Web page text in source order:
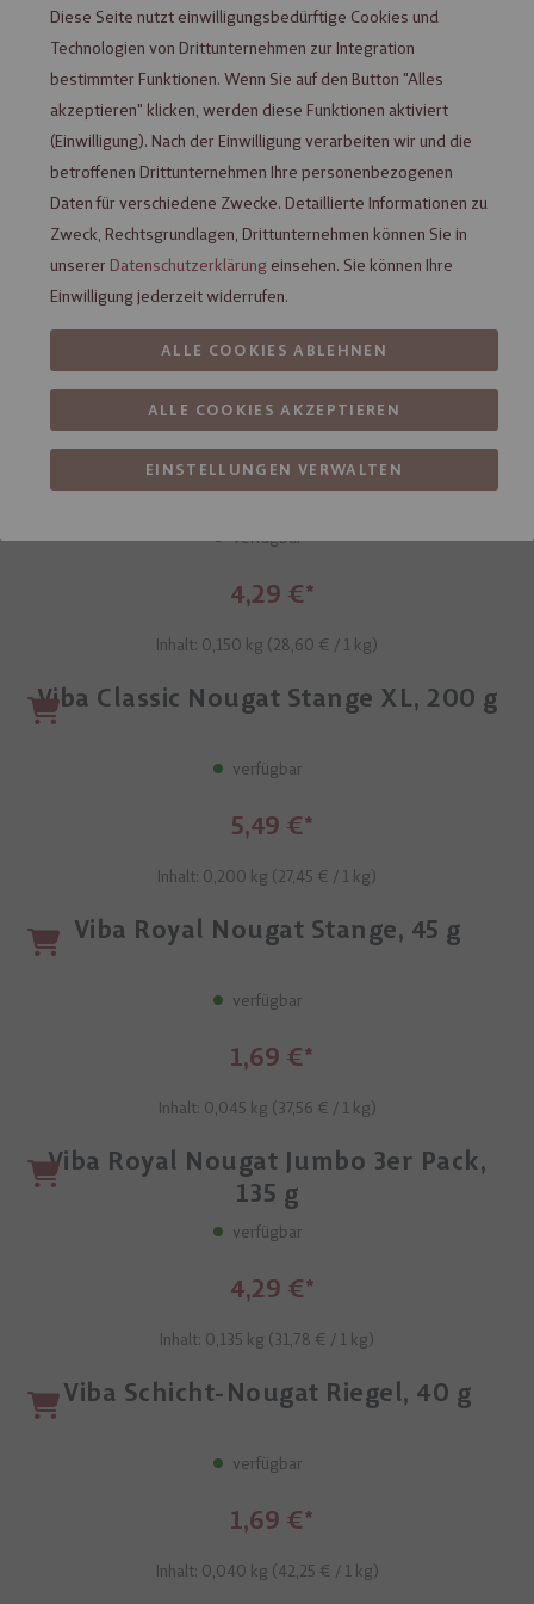
Puroder in Kombination mit edlerSchokolade– Viba
Nougat wird Ihnen garantiert auf der Zunge zergehen.
Filter
Viba Classic Nougat Stange, 50 g
verfügbar
1,69 €
Inhalt: 0,050 kg ( 33,80 €/ 1 kg)
Viba Classic Nougat Jumbo 3er Pack,
150 g
verfügbar
4,29 €
Inhalt: 0,150 kg (28,60 € / 1 kg)
Viba Classic Nougat Stange XL, 200 g
verfügbar
5,49 €
Inhalt: 0,200 kg (27,45 € / 1 kg)
Viba Royal Nougat Stange, 45 g
verfügbar
1,69 €
Inhalt: 0,045 kg (37,56 € / 1 kg)
Viba Royal Nougat Jumbo 3er Pack,
135 g
verfügbar
4,29 €
Inhalt: 0,135 kg (31,78 € / 1 kg)
Viba Schicht-Nougat Riegel, 40 g
verfügbar
1,69 €
Inhalt: 0,040 kg (42,25 € / 1 kg)
Diese Seite nutzt einwilligungsbedürftige Cookies und
Technologien von Drittunternehmen zur Integration
bestimmter Funktionen. Wenn Sie auf den Button "Alles
akzeptieren" klicken, werden diese Funktionen aktiviert
(Einwilligung). Nach der Einwilligung verarbeiten wir und die
betroffenen Drittunternehmen Ihre personenbezogenen
Daten für verschiedene Zwecke. Detaillierte Informationen zu
Zweck, Rechtsgrundlagen, Drittunternehmen können Sie in
unserer Datenschutzerklärung einsehen. Sie können Ihre
Einwilligung jederzeit widerrufen.
EINSTELLUNGEN VERWALTEN
ALLE COOKIES AKZEPTIEREN
ALLE COOKIES ABLEHNEN